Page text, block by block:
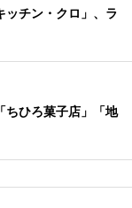
ッチン・クロ」、ラ
ちひろ菓子店」「地